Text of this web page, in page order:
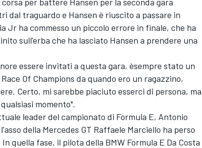
dal traguardo e Hansen è riuscito a passare in
Jr ha commesso un piccolo errore in finale, che ha
sull'erba che ha lasciato Hansen a prendere una
essere invitati a questa gara, èsempre stato un
Of Champions da quando ero un ragazzino,
Certo, mi sarebbe piaciuto esserci di persona, ma
momento".
leader del campionato di Formula E, Antonio
della Mercedes GT Raffaele Marciello ha perso
quella fase, il pilota della BMW Formula E Da Costa